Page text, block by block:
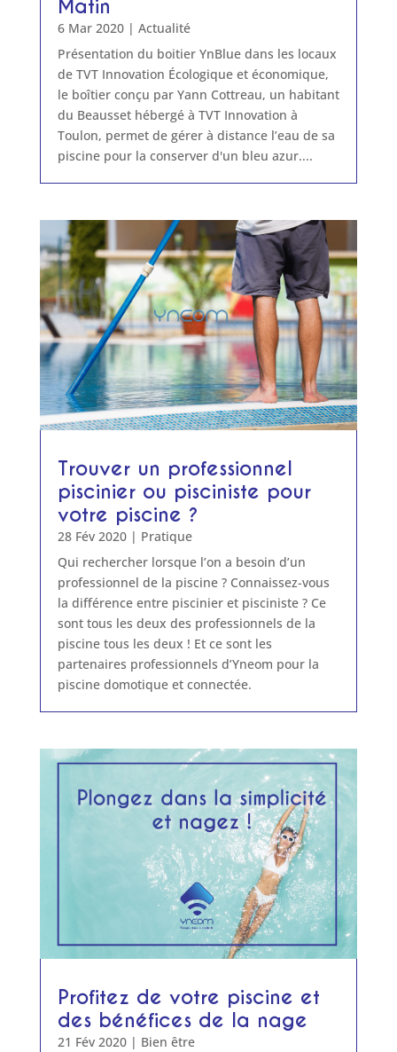
Matin
6 Mar 2020| Actualité
Présentation du boitier YnBlue dans les locaux
de TVT Innovation Écologique et économique,
le boîtier conçu par Yann Cottreau, un habitant
du Beausset hébergé à TVT Innovation à
Toulon, permet de gérer à distance l’eau de sa
piscine pour la conserver d'un bleu azur....
Trouver un professionnel
piscinier ou pisciniste pour
votre piscine ?
28 Fév 2020| Pratique
Qui rechercher lorsque l’on a besoin d’un
professionnel de la piscine ? Connaissez-vous
la différence entre piscinier et pisciniste ? Ce
sont tous les deux des professionnels de la
piscine tous les deux ! Et ce sont les
partenaires professionnels d’Yneom pour la
piscine domotique et connectée.
Profitez de votre piscine et
des bénéfices de la nage
21 Fév 2020| Bien être